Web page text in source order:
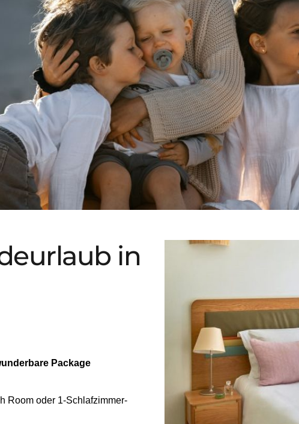
in
Package
Room oder 1-Schlafzimmer-